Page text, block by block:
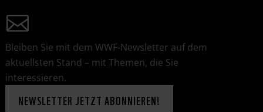
Bleiben Sie mit dem WWF-Newsletter auf dem
aktuellsten Stand – mit Themen, die Sie
interessieren.
NEWSLETTER JETZT ABONNIEREN!